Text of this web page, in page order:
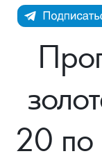
Каталог Монет
Инвестиционные
Монеты Царской
Монеты стран
Георгий Победоносец
Инфо
Как сделать заказ
Гарантии
Информация
Аналитика и события
Котировки
20